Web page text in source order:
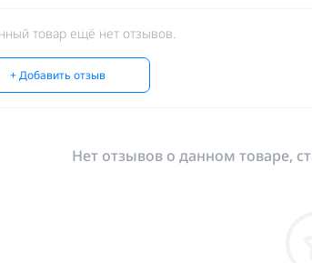
товар ещё нет отзывов.
+ Добавить отзыв
Нет отзывов о данном товаре,